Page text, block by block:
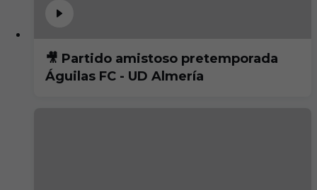
🎥 Partido amistoso pretemporada
Águilas FC - UD Almería